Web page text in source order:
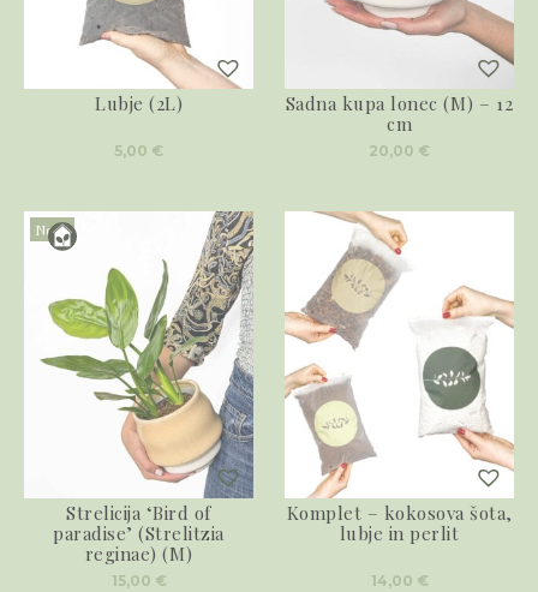
Lubje (2L)
5,00 €
Sadna kupa lonec (M) – 12
cm
20,00 €
Novo
Strelicija ‘Bird of
paradise’ (Strelitzia
reginae) (M)
15,00 €
Komplet – kokosova šota,
lubje in perlit
14,00 €